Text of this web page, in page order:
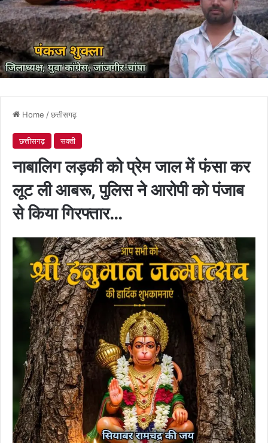
Home /छत्तीसगढ़
छत्तीसगढ़ सक्ती
नाबालिग लड़की को प्रेम जाल में फंसा कर
लूट ली आबरू, पुलिस ने आरोपी को पंजाब
से किया गिरफ्तार…